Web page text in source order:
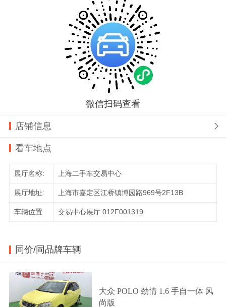
微信扫码查看
店铺信息 
看车地点
展厅名称: 上海二手车交易中心
展厅地址: 上海市嘉定区江桥镇博园路969号2F13B
车辆位置: 交易中心展厅 012F001319
同价/同品牌车辆
大众 POLO 劲情 1.6 手自一体 风
尚版